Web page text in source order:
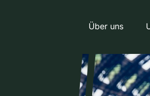
Über uns